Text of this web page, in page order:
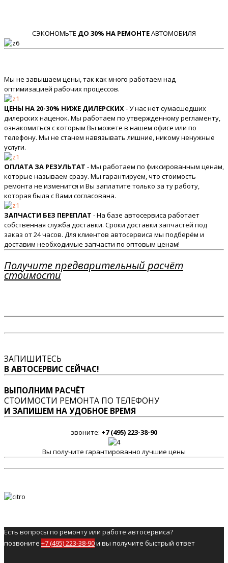
СЭКОНОМЬТЕ ДО 30% НА РЕМОНТЕАВТОМОБИЛЯ
Мы не завышаем цены, так как много работаем над
оптимизацией рабочих процессов.
ЦЕНЫ НА 20-30% НИЖЕ ДИЛЕРСКИХ- У нас нет сумасшедших
дилерских наценок. Мы работаем по утвержденному регламенту,
ознакомиться с которым Вы можете в нашем офисе или по
телефону. Мы не станем навязывать лишние, никому ненужные
услуги.
ОПЛАТА ЗА РЕЗУЛЬТАТ - Мы работаем по фиксированным ценам,
которые называем сразу. Мы гарантируем, что стоимость
ремонта не изменится и Вы заплатите только за ту работу,
которая была с Вами согласована.
ЗАПЧАСТИ БЕЗ ПЕРЕПЛАТ - На базе автосервиса работает
собственная служба доставки. Сроки доставки запчастей под
заказ от 24 часов. Для клиентов автосервиса мы подберём и
доставим необходимые запчасти по оптовым ценам!
Получите предварительный расчёт
стоимости
ЗАПИШИТЕСЬ
В АВТОСЕРВИС СЕЙЧАС!
ВЫПОЛНИМ РАСЧЁТ
СТОИМОСТИ РЕМОНТА ПО ТЕЛЕФОНУ
И ЗАПИШЕМ НА УДОБНОЕ ВРЕМЯ
звоните: +7 (495) 223-38-90
Вы получите гарантированно лучшие цены
Есть вопросы по ремонту или работе автосервиса?
позвоните +7 (495) 223-38-90и вы получите быстрый ответ